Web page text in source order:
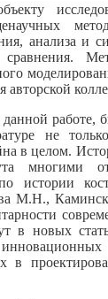
анализа и
авторской
работе,
не
в целом.
многими
истории
М.Н.,
в новых
в